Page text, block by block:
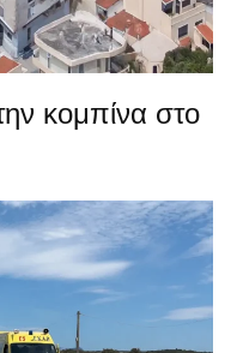
κομπίνα στο